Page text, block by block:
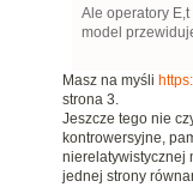
Ale operatory
model
Masz na myśli
strona 3.
Jeszcze tego nie
kontrowersyjne,
nierelatywistycznej
jednej strony